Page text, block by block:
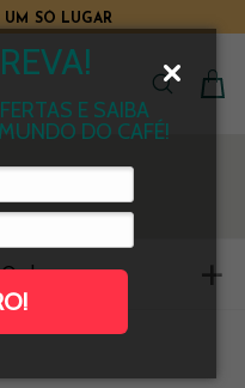
E SAIBA
DO CAFÉ!
UM SÓ LUGAR
Ordenar